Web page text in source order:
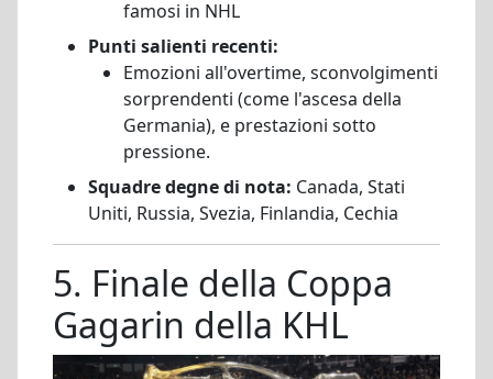
famosi in NHL
Punti salienti recenti:
Emozioni all'overtime, sconvolgimenti
sorprendenti (come l'ascesa della
Germania), e prestazioni sotto
pressione.
Squadre degne di nota: Canada, Stati
Uniti, Russia, Svezia, Finlandia, Cechia
5. Finale della Coppa
Gagarin della KHL